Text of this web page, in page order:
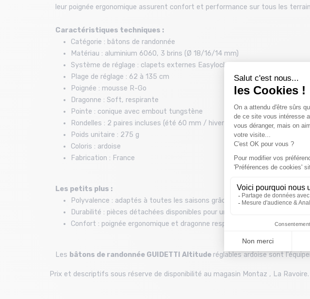
leur poignée ergonomique assurent confort et performance sur tous les
Caractéristiques techniques :
Catégorie : bâtons de randonnée
Matériau : aluminium 6060, 3 brins (Ø 18/16/14 mm)
Système de réglage : clapets externes Easylock
Plage de réglage : 62 à 135 cm
Poignée : mousse R-Go
Dragonne : Soft, respirante
Pointe : conique avec embout tungstène
Rondelles : 2 paires incluses (été 60 mm / hiver 90 mm)
Poids unitaire : 275 g
Coloris : ardoise
Fabrication : France​
Les petits plus :
Polyvalence : adaptés à toutes les saisons grâce aux rondelles
Durabilité : pièces détachées disponibles pour une réparabilité à vie
Confort : poignée ergonomique et dragonne respirante pour une utilisation
Les bâtons de randonnée GUIDETTI Altitude réglables ardoise sont
Prix et descriptifs sous réserve de disponibilité au magasin Montaz , La